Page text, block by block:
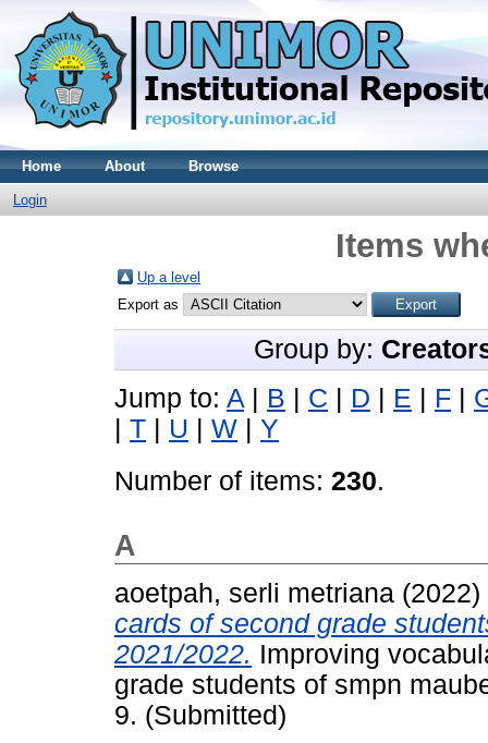
Home About Browse
Login
Items
Up a level
Export as
Group by:
Jump to: A B C D E F
T U W
Y
Number of items: 230.
A
aoetpah, serli metriana (2022)
cards of second grade
2021/2022. Improving
grade students of smpn
9. (Submitted)